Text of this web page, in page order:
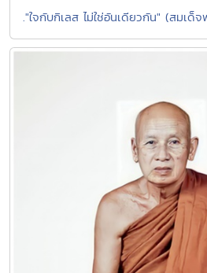
."ใจกับกิเลส ไม่ใช่อันเดียวกัน" (สมเด็จ